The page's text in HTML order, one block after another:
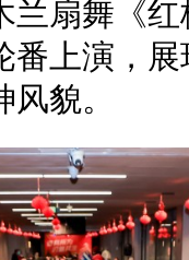
兰扇舞《
番上演，
貌。